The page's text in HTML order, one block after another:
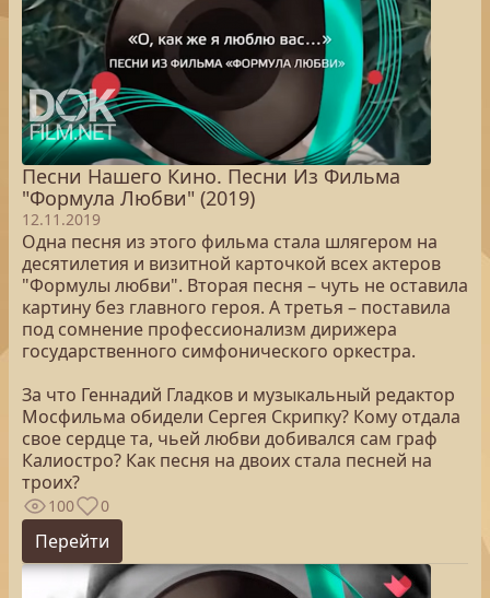
Песни Нашего Кино. Песни Из Фильма
"Формула Любви" (2019)
12.11.2019
Одна песня из этого фильма стала шлягером на
десятилетия и визитной карточкой всех актеров
"Формулы любви". Вторая песня – чуть не оставила
картину без главного героя. А третья – поставила
под сомнение профессионализм дирижера
государственного симфонического оркестра.
За что Геннадий Гладков и музыкальный редактор
Мосфильма обидели Сергея Скрипку? Кому отдала
свое сердце та, чьей любви добивался сам граф
Калиостро? Как песня на двоих стала песней на
троих?
100 0
Перейти